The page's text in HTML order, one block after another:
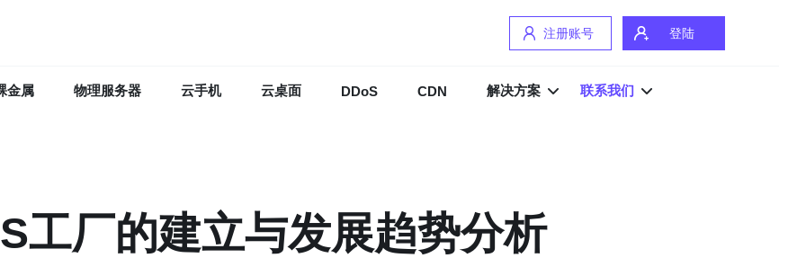
注册账号 登陆
金属 物理服务器 云手机 云桌面 DDoS CDN 解决方案 联系我们
工厂的建立与发展趋势分析